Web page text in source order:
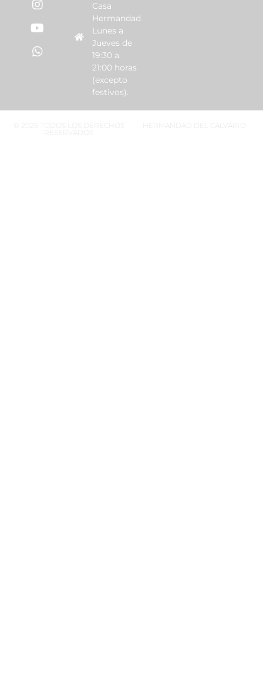
Casa
Hermandad
Lunes a
Jueves de
19:30 a
21:00 horas
(excepto
festivos).
HERMANDAD DEL CALVARIO